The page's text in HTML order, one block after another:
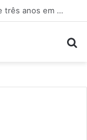
Professora Dorinha lidera disputa pelo Governo do Tocantins com 37,4% das intenções de voto, aponta pesquisa